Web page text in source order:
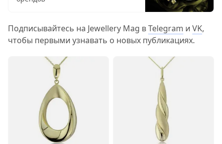
Подписывайтесь на Jewellery Mag вTelegram и VK,
чтобы первыми узнавать о новых публикациях.